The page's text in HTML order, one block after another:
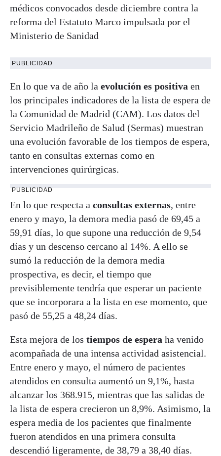
médicos convocados desde diciembre contra la
reforma del Estatuto Marco impulsada por el
Ministerio de Sanidad
PUBLICIDAD
En lo que va de año la evolución es positiva en
los principales indicadores de la lista de espera de
la Comunidad de Madrid (CAM). Los datos del
Servicio Madrileño de Salud (Sermas) muestran
una evolución favorable de los tiempos de espera,
tanto en consultas externas como en
intervenciones quirúrgicas.
PUBLICIDAD
En lo que respecta a consultas externas, entre
enero y mayo, la demora media pasó de 69,45 a
59,91 días, lo que supone una reducción de 9,54
días y un descenso cercano al 14%. A ello se
sumó la reducción de la demora media
prospectiva, es decir, el tiempo que
previsiblemente tendría que esperar un paciente
que se incorporara a la lista en ese momento, que
pasó de 55,25 a 48,24 días.
Esta mejora de los tiempos de espera ha venido
acompañada de una intensa actividad asistencial.
Entre enero y mayo, el número de pacientes
atendidos en consulta aumentó un 9,1%, hasta
alcanzar los 368.915, mientras que las salidas de
la lista de espera crecieron un 8,9%. Asimismo, la
espera media de los pacientes que finalmente
fueron atendidos en una primera consulta
descendió ligeramente, de 38,79 a 38,40 días.